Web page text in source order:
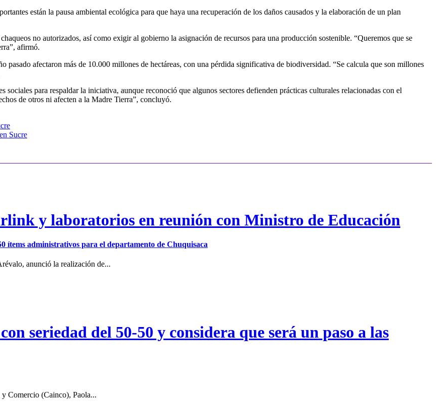
están la pausa ambiental ecológica para que haya una recuperación de los daños causados y la elaboración de un plan
no autorizados, así como exigir al gobierno la asignación de recursos para una producción sostenible. “Queremos que se
afirmó.
pasado afectaron más de 10.000 millones de hectáreas, con una pérdida significativa de biodiversidad. “Se calcula que son millones
para respaldar la iniciativa, aunque reconoció que algunos sectores defienden prácticas culturales relacionadas con el
de otros ni afecten a la Madre Tierra”, concluyó.
Sucre
y laboratorios en reunión con Ministro de Educación
ítems administrativos para el departamento de Chuquisaca
anunció la realización de...
seriedad del 50-50 y considera que será un paso a las
Comercio (Cainco), Paola...